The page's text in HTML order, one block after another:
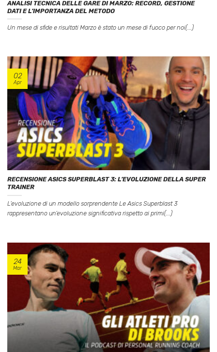
ANALISI TECNICA DELLE GARE DI MARZO: RECORD, GESTIONE
DATI E L’IMPORTANZA DEL METODO
Un mese di sfide e risultati Marzo è stato un mese di fuoco per noi(...)
RECENSIONE ASICS SUPERBLAST 3: L’EVOLUZIONE DELLA SUPER
TRAINER
L’evoluzione di un modello sorprendente Le Asics Superblast 3
rappresentano un’evoluzione significativa rispetto ai primi(...)
02
Apr
24
Mar